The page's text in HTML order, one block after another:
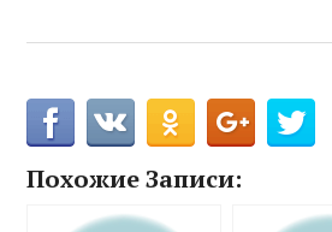
Похожие Записи: